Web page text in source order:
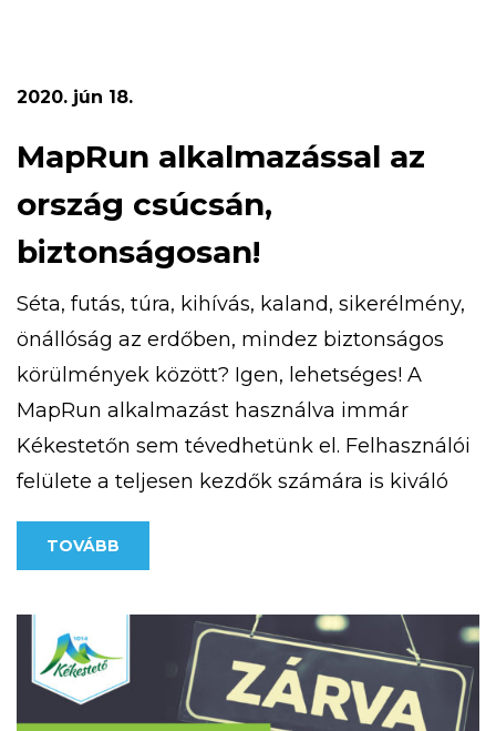
számháborúzhatsz, libegőzhetsz,
strandolhatsz! Az 5 napos tábor időpontja […]
2020. jún 18.
MapRun alkalmazással az
ország csúcsán,
biztonságosan!
Séta, futás, túra, kihívás, kaland, sikerélmény,
önállóság az erdőben, mindez biztonságos
körülmények között? Igen, lehetséges! A
MapRun alkalmazást használva immár
Kékestetőn sem tévedhetünk el. Felhasználói
felülete a teljesen kezdők számára is kiváló
lehetőséget nyújt a tájékozódási ismeretek
megszerzésében. Kékestetőn négy,
el. A kivitelezésnél egyik fő szempont volt,
hogy olyan nyomvonalakat […]
TOVÁBB